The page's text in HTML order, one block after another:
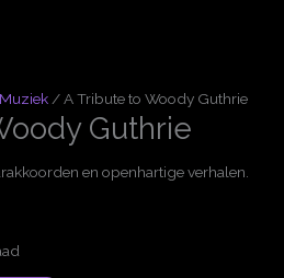
Muziek / A Tribute to Woody Guthrie
Guthrie
en openhartige verhalen.